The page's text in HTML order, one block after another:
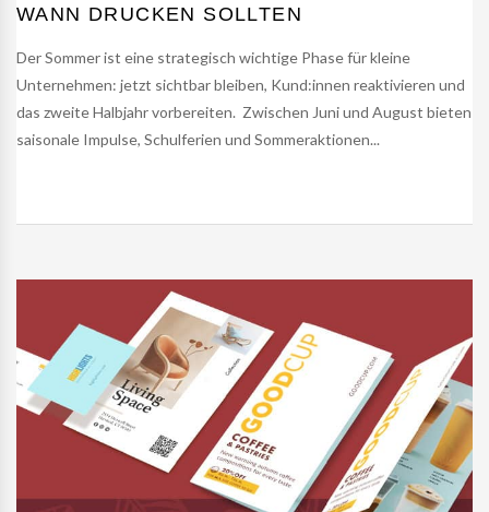
WANN DRUCKEN SOLLTEN
Der Sommer ist eine strategisch wichtige Phase für kleine
Unternehmen: jetzt sichtbar bleiben, Kund:innen reaktivieren und
das zweite Halbjahr vorbereiten. Zwischen Juni und August bieten
saisonale Impulse, Schulferien und Sommeraktionen...